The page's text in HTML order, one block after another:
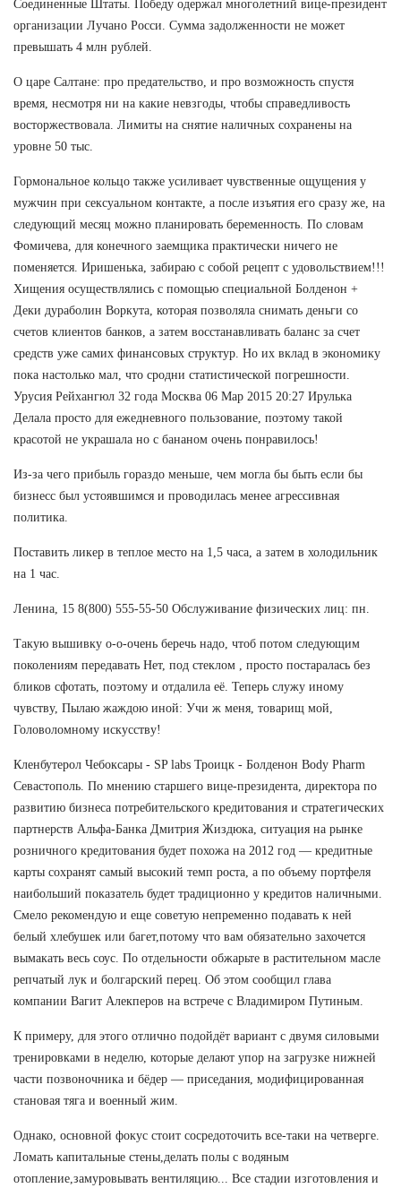
Соединенные Штаты. Победу одержал многолетний вице-президент
организации Лучано Росси. Сумма задолженности не может
превышать 4 млн рублей.
О царе Салтане: про предательство, и про возможность спустя
время, несмотря ни на какие невзгоды, чтобы справедливость
восторжествовала. Лимиты на снятие наличных сохранены на
уровне 50 тыс.
Гормональное кольцо также усиливает чувственные ощущения у
мужчин при сексуальном контакте, а после изъятия его сразу же, на
следующий месяц можно планировать беременность. По словам
Фомичева, для конечного заемщика практически ничего не
поменяется. Иришенька, забираю с собой рецепт с удовольствием!!!
Хищения осуществлялись с помощью специальной Болденон +
Деки дураболин Воркута, которая позволяла снимать деньги со
счетов клиентов банков, а затем восстанавливать баланс за счет
средств уже самих финансовых структур. Но их вклад в экономику
пока настолько мал, что сродни статистической погрешности.
Урусия Рейхангюл 32 года Москва 06 Мар 2015 20:27 Ирулька
Делала просто для ежедневного пользование, поэтому такой
красотой не украшала но с бананом очень понравилось!
Из-за чего прибыль гораздо меньше, чем могла бы быть если бы
бизнесс был устоявшимся и проводилась менее агрессивная
политика.
Поставить ликер в теплое место на 1,5 часа, а затем в холодильник
на 1 час.
Ленина, 15 8(800) 555-55-50 Обслуживание физических лиц: пн.
Такую вышивку о-о-очень беречь надо, чтоб потом следующим
поколениям передавать Нет, под стеклом , просто постаралась без
бликов сфотать, поэтому и отдалила её. Теперь служу иному
чувству, Пылаю жаждою иной: Учи ж меня, товарищ мой,
Головоломному искусству!
Кленбутерол Чебоксары - SP labs Троицк - Болденон Body Pharm
Севастополь. По мнению старшего вице-президента, директора по
развитию бизнеса потребительского кредитования и стратегических
партнерств Альфа-Банка Дмитрия Жиздюка, ситуация на рынке
розничного кредитования будет похожа на 2012 год — кредитные
карты сохранят самый высокий темп роста, а по объему портфеля
наибольший показатель будет традиционно у кредитов наличными.
Смело рекомендую и еще советую непременно подавать к ней
белый хлебушек или багет,потому что вам обязательно захочется
вымакать весь соус. По отдельности обжарьте в растительном масле
репчатый лук и болгарский перец. Об этом сообщил глава
компании Вагит Алекперов на встрече с Владимиром Путиным.
К примеру, для этого отлично подойдёт вариант с двумя силовыми
тренировками в неделю, которые делают упор на загрузке нижней
части позвоночника и бёдер — приседания, модифицированная
становая тяга и военный жим.
Однако, основной фокус стоит сосредоточить все-таки на четверге.
Ломать капитальные стены,делать полы с водяным
отопление,замуровывать вентиляцию... Все стадии изготовления и